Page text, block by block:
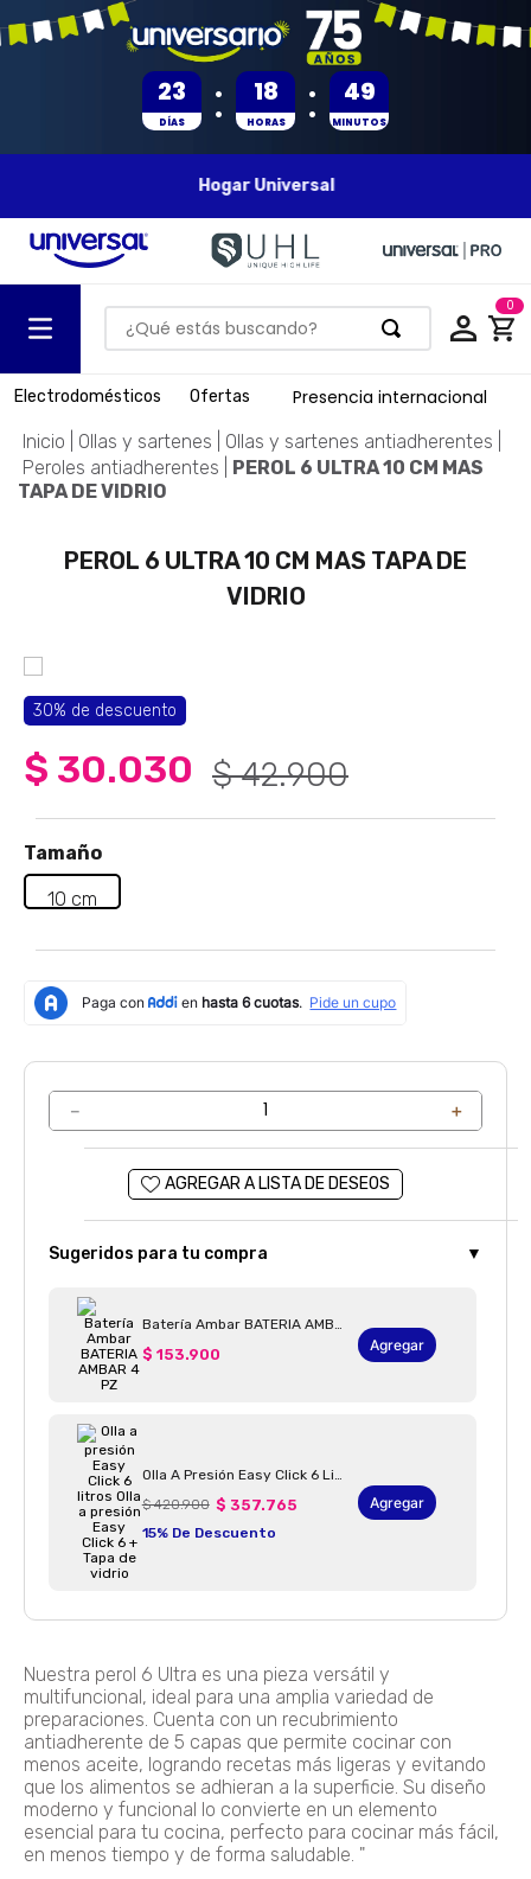
23
DÍAS : 18
HORAS : 49
MINUTOS
Hogar Universal
¿Qué estás buscando? 0
Electrodomésticos Ofertas Presencia internacional
Ollas y sartenes
Ollas y sartenes antiadherentes
Peroles antiadherentes
PEROL 6 ULTRA 10 CM MAS
TAPA DE VIDRIO
PEROL 6 ULTRA 10 CM MAS TAPA DE
VIDRIO
30% de descuento
$ 30.030 $ 42.900
Tamaño
10 cm
＋
－
Sugeridos para tu compra ▼
Batería Ambar BATERIA AMBAR 4 PZ
$ 153.900
Agregar
$ 420.900 $ 357.765
15% De Descuento
Agregar
$ 229.900
Agregar
OLLA A PRESIÓN ELÉCTRICA MULTIPRO 3 L OLLA PRESION ELECTRICA 3L
$ 379.900 $ 303.920
20% De Descuento
Agregar
Nuestra perol 6 Ultra es una pieza versátil y
multifuncional, ideal para una amplia variedad de
preparaciones. Cuenta con un recubrimiento
antiadherente de 5 capas que permite cocinar con
menos aceite, logrando recetas más ligeras y evitando
que los alimentos se adhieran a la superficie. Su diseño
moderno y funcional lo convierte en un elemento
esencial para tu cocina, perfecto para cocinar más fácil,
en menos tiempo y de forma saludable. "
TÉRMINOS MÁS BUSCADOS
batería
ventilador
cafetera
10. cuchillos